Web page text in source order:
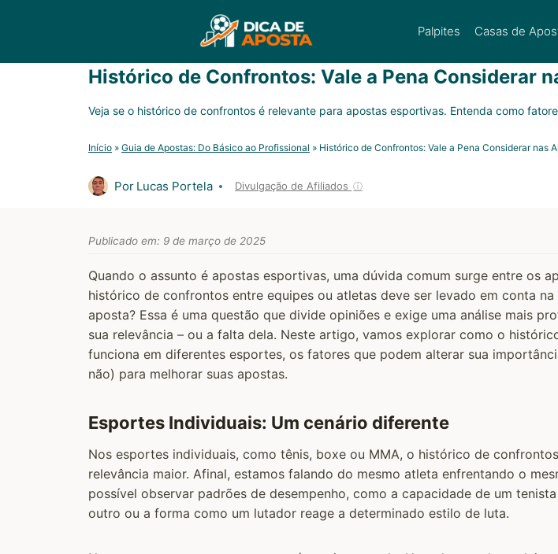
Conteúdo
Palpites Casas de
Histórico de Confrontos: Vale a Pena Considerar
Veja se o histórico de confrontos é relevante para apostas esportivas. Entenda como
Início » Guia de Apostas: Do Básico ao Profissional » Histórico de Confrontos: Vale a Pena Considerar nas
Por Lucas Portela Divulgação de Afiliados ⓘ
Publicado em: 9 de março de 2025
Quando o assunto é apostas esportivas, uma dúvida comum surge entre os
histórico de confrontos entre equipes ou atletas deve ser levado em conta na
aposta? Essa é uma questão que divide opiniões e exige uma análise mais
sua relevância – ou a falta dela. Neste artigo, vamos explorar como o
funciona em diferentes esportes, os fatores que podem alterar sua
não) para melhorar suas apostas.
Esportes Individuais: Um cenário diferente
Nos esportes individuais, como tênis, boxe ou MMA, o histórico de
relevância maior. Afinal, estamos falando do mesmo atleta enfrentando o
possível observar padrões de desempenho, como a capacidade de um
outro ou a forma como um lutador reage a determinado estilo de luta.